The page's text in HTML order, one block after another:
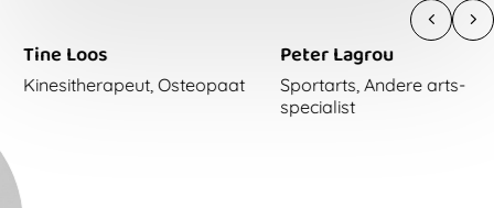
inclusieve mindset ook op het sportterrein en in de
kleedkamers voelbaar is. Reageer op discriminatie én
zorg voor een fijne sfeer.
Peter Lagrou
Sportarts, Andere arts-
Wim Derave
Bewegingswetenschapper